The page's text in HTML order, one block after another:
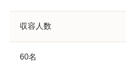
収容人数
60名